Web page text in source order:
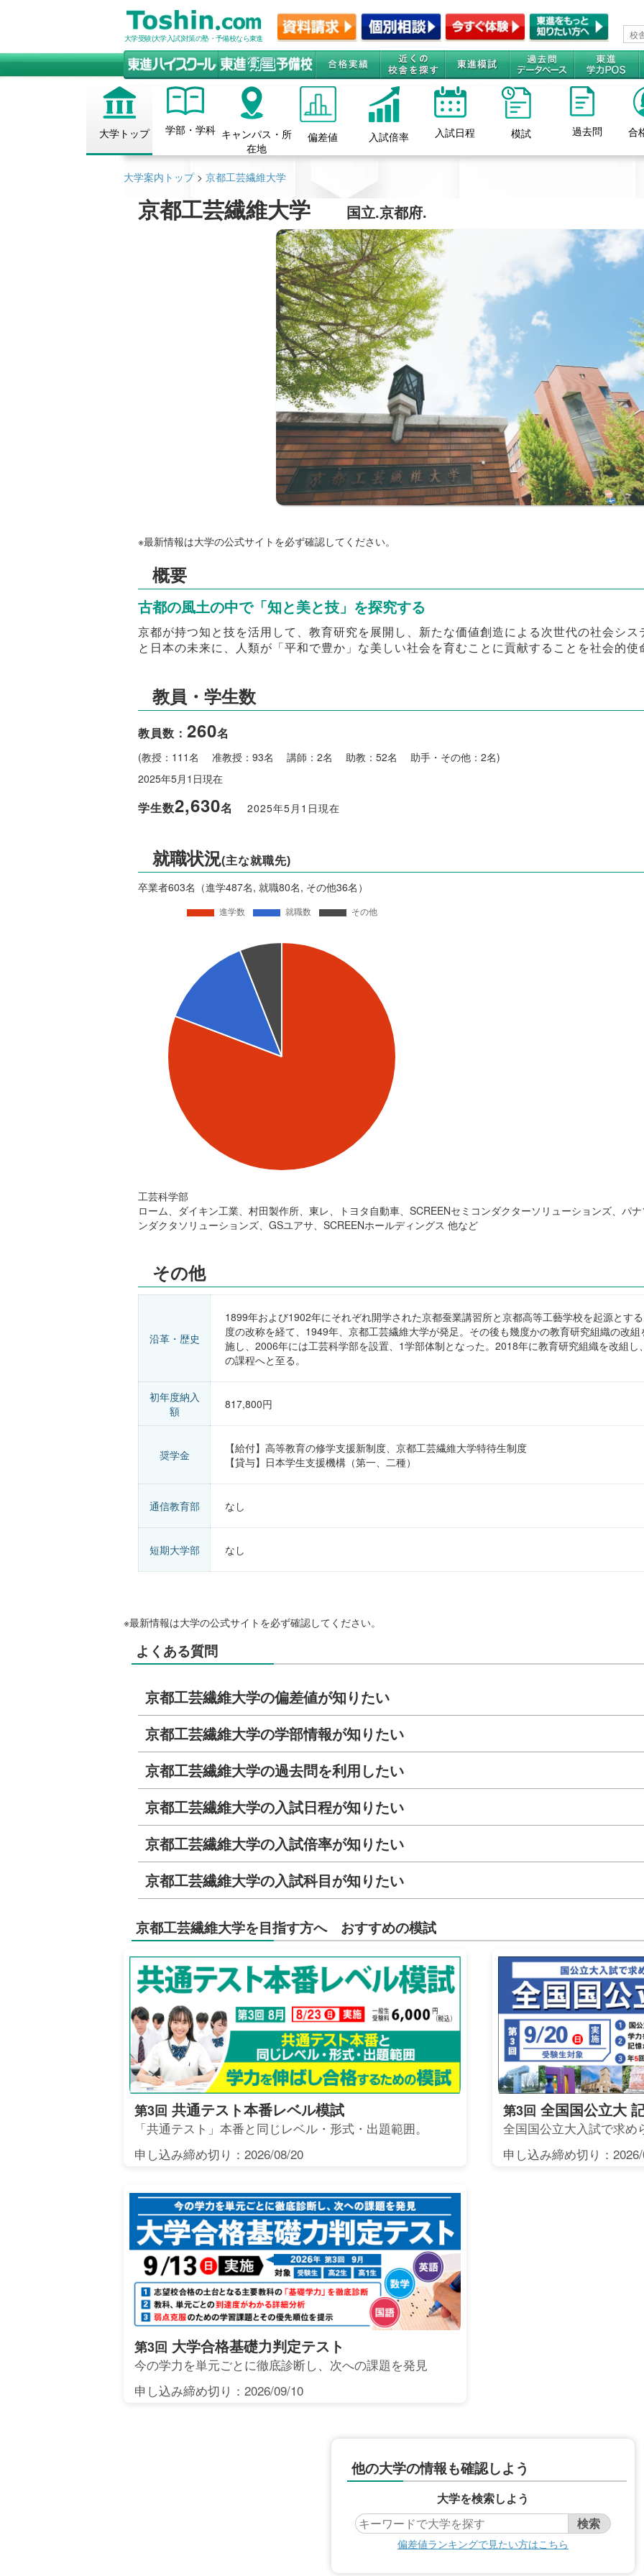
大学受験(大学入試)対策の塾・予備校なら東進
大学トップ 学部・学科 キャンパス・所
在地
偏差値 入試倍率 入試日程 模試 過去問 合
大学案内トップ> 京都工芸繊維大学
京都工芸繊維大学 国立.京都府.
※最新情報は大学の公式サイトを必ず確認してください。
概要
古都の風土の中で「知と美と技」を探究する
京都が持つ知と技を活用して、教育研究を展開し、新たな価値創造による次世代の社会シ
と日本の未来に、人類が「平和で豊か」な美しい社会を育むことに貢献することを社会的使
教員・学生数
教員数： 260名
(教授：111名 准教授：93名 講師：2名 助教：52名 助手・その他：2名)
2025年5月1日現在
学生数2,630名 2025年5月1日現在
就職状況(主な就職先)
卒業者603名（進学487名, 就職80名, その他36名）
工芸科学部
ローム、ダイキン工業、村田製作所、東レ、トヨタ自動車、SCREENセミコンダクターソリューションズ、パ
ンダクタソリューションズ、GSユアサ、SCREENホールディングス 他など
その他
沿革・歴史
1899年および1902年にそれぞれ開学された京都蚕業講習所と京都高等工藝学校を起源とす
度の改称を経て、1949年、京都工芸繊維大学が発足。その後も幾度かの教育研究組織の改組
施し、2006年には工芸科学部を設置、1学部体制となった。2018年に教育研究組織を改組し
の課程へと至る。
初年度納入
額
817,800円
奨学金
【給付】高等教育の修学支援新制度、京都工芸繊維大学特待生制度
【貸与】日本学生支援機構（第一、二種）
通信教育部 なし
短期大学部 なし
※最新情報は大学の公式サイトを必ず確認してください。
よくある質問
京都工芸繊維大学の偏差値が知りたい
京都工芸繊維大学の学部情報が知りたい
京都工芸繊維大学の過去問を利用したい
京都工芸繊維大学の入試日程が知りたい
京都工芸繊維大学の入試倍率が知りたい
京都工芸繊維大学の入試科目が知りたい
京都工芸繊維大学を目指す方へ おすすめの模試
第3回 共通テスト本番レベル模試
「共通テスト」本番と同じレベル・形式・出題範囲。
申し込み締め切り：2026/08/20
第3回 全国国公立大
全国国公立大入試で求め
申し込み締め切り：
第3回 大学合格基礎力判定テスト
今の学力を単元ごとに徹底診断し、次への課題を発見
申し込み締め切り：2026/09/10
他の大学の情報も確認しよう
大学を検索しよう
偏差値ランキングで見たい方はこちら